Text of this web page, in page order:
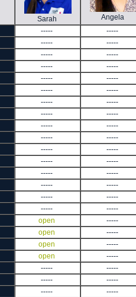
Sarah Angela
----- -----
----- -----
----- -----
----- -----
----- -----
----- -----
----- -----
----- -----
----- -----
----- -----
----- -----
----- -----
----- -----
----- -----
----- -----
----- -----
open -----
open -----
open -----
open -----
----- -----
----- -----
----- -----